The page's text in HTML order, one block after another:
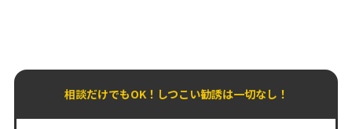
相談だけでもOK！しつこい勧誘は一切なし！